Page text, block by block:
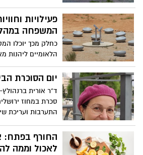
שטח וסיורים
פעילויות
המשפחה
כחלק מכך יוכלו
הלאומיים ליהנות
המורשת הלאומי
ומורשת, רשות
ויד בן צבי והפעם
סיורי שטח וסיורים
ועוד.
יום הסוכרת
ד"ר אורית
סכרת במחוז
התערבות ועריכת
תוך זמן קצר בסוכרת
החורף בפתח:
לאכול וממה